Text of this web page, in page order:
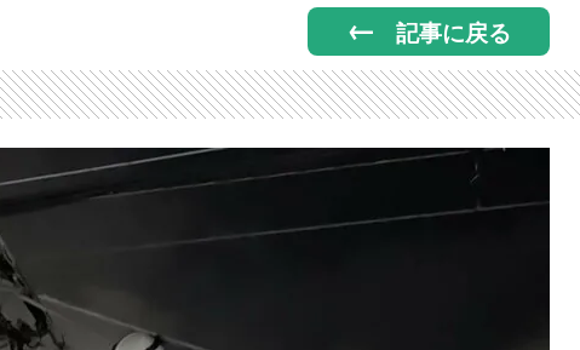
記事に戻る